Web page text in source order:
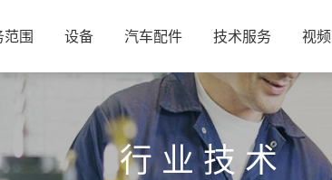
范围 设备 汽车配件 技术服务 视频
行业技术